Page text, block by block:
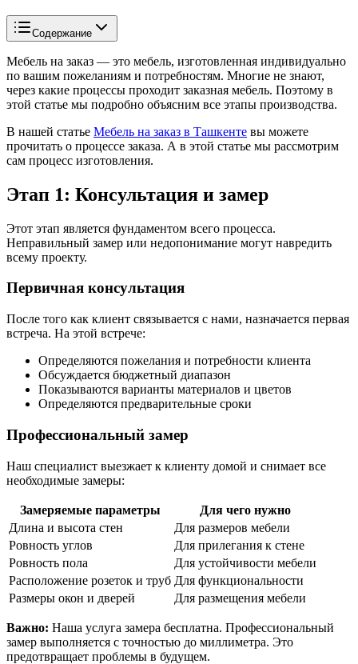
Содержание
Мебель на заказ — это мебель, изготовленная индивидуально
по вашим пожеланиям и потребностям. Многие не знают,
через какие процессы проходит заказная мебель. Поэтому в
этой статье мы подробно объясним все этапы производства.
В нашей статье Мебель на заказ в Ташкенте вы можете
прочитать о процессе заказа. А в этой статье мы рассмотрим
сам процесс изготовления.
Этап 1: Консультация и замер
Этот этап является фундаментом всего процесса.
Неправильный замер или недопонимание могут навредить
всему проекту.
Первичная консультация
После того как клиент связывается с нами, назначается первая
встреча. На этой встрече:
Определяются пожелания и потребности клиента
Обсуждается бюджетный диапазон
Показываются варианты материалов и цветов
Определяются предварительные сроки
Профессиональный замер
Наш специалист выезжает к клиенту домой и снимает все
необходимые замеры:
Замеряемые параметры
Для чего нужно
Длина и высота стен
Для размеров мебели
Ровность углов
Для прилегания к стене
Ровность пола
Для устойчивости мебели
Расположение розеток и труб Для функциональности
Размеры окон и дверей
Для размещения мебели
Важно: Наша услуга замера бесплатна. Профессиональный
замер выполняется с точностью до миллиметра. Это
предотвращает проблемы в будущем.